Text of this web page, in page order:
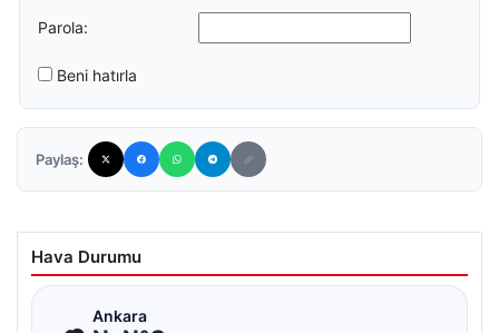
Parola:
Beni hatırla
Paylaş:
Hava Durumu
Ankara